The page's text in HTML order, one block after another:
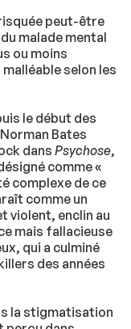
peut-être
malade mental
ou moins
selon les
le début des
Bates
dans Psychose,
comme «
complexe de ce
comme un
violent, enclin au
mais fallacieuse
qui a culminé
des années
la stigmatisation